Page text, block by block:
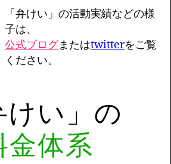
「弁けい」の活動実績などの様
子は、
公式ブログまたはtwitterをご覧
ください。
けい」の
金体系